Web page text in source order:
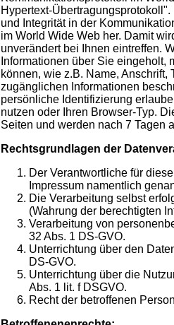
Hypertext-
und Integrität in der
im World Wide Web her. Damit
unverändert bei Ihnen eintreffen.
Informationen über Sie
können, wie z.B. Name,
zugänglichen Informationen
persönliche Identifizierung
nutzen oder Ihren Browser-Typ.
Seiten und werden nach 7 Tagen
Rechtsgrundlagen der
Der Verantwortliche für
Impressum namentlich
Die Verarbeitung selbst
(Wahrung der berechtigten
Verarbeitung von
32 Abs. 1 DS-GVO.
Unterrichtung über den
DS-GVO.
Unterrichtung über die
Abs. 1 lit. f DSGVO.
Recht der betroffenen